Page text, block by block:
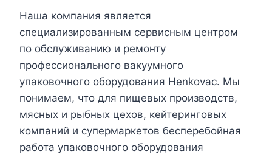
Наша компания является
специализированным сервисным центром
по обслуживанию и ремонту
профессионального вакуумного
упаковочного оборудования Henkovac. Мы
понимаем, что для пищевых производств,
мясных и рыбных цехов, кейтеринговых
компаний и супермаркетов бесперебойная
работа упаковочного оборудования